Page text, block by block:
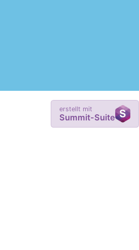
erstellt mit
Summit-Suite